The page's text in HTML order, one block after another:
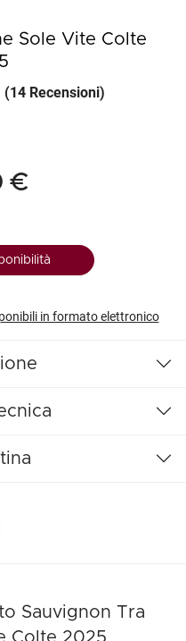
Sole Vite Colte
(14 Recensioni)
€
in formato elettronico
Sauvignon Tra